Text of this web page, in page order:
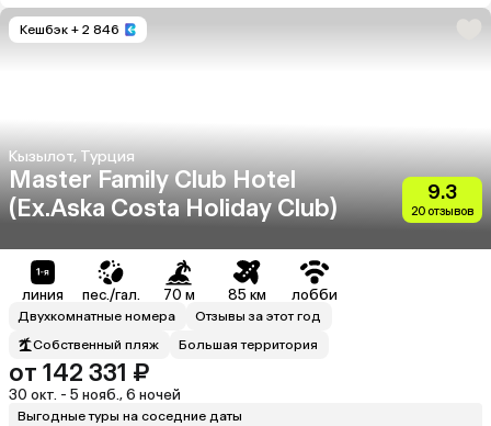
Кешбэк + 2 846
Кызылот, Турция
Master Family Club Hotel
(Ex.Aska Costa Holiday Club)
9.3
20 отзывов
линия пес./гал. 70 м 85 км лобби
Двухкомнатные номера
Отзывы за этот год
Собственный пляж
Большая территория
от 142 331 ₽
30 окт. - 5 нояб., 6 ночей
Выгодные туры на соседние даты